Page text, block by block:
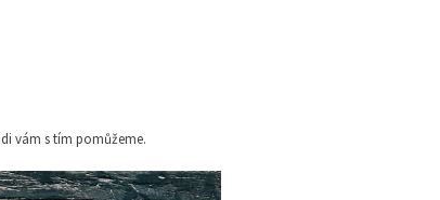
vám s tím pomůžeme.